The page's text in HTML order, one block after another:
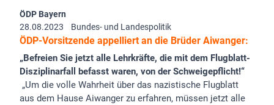
ÖDP Bayern
28.08.2023
Bundes- und Landespolitik
ÖDP-Vorsitzende appelliert an die Brüder Aiwanger:
„Befreien Sie jetzt alle Lehrkräfte, die mit dem Flugblatt-
Disziplinarfall befasst waren, von der Schweigepflicht!“
„Um die volle Wahrheit über das nazistische Flugblatt
aus dem Hause Aiwanger zu erfahren, müssen jetzt alle